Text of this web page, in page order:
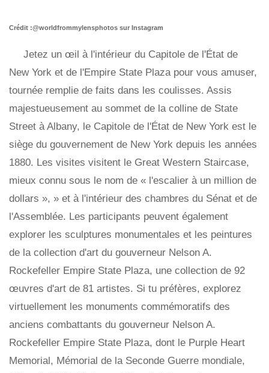
Crédit :@worldfrommylensphotos sur Instagram
Jetez un œil à l'intérieur du Capitole de l'État de
New York et de l'Empire State Plaza pour vous amuser,
tournée remplie de faits dans les coulisses. Assis
majestueusement au sommet de la colline de State
Street à Albany, le Capitole de l'État de New York est le
siège du gouvernement de New York depuis les années
1880. Les visites visitent le Great Western Staircase,
mieux connu sous le nom de « l'escalier à un million de
dollars », » et à l'intérieur des chambres du Sénat et de
l'Assemblée. Les participants peuvent également
explorer les sculptures monumentales et les peintures
de la collection d'art du gouverneur Nelson A.
Rockefeller Empire State Plaza, une collection de 92
œuvres d'art de 81 artistes. Si tu préfères, explorez
virtuellement les monuments commémoratifs des
anciens combattants du gouverneur Nelson A.
Rockefeller Empire State Plaza, dont le Purple Heart
Memorial, Mémorial de la Seconde Guerre mondiale,